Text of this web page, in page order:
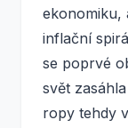
ekonomiku,
inflační
se poprvé
svět
ropy tehdy